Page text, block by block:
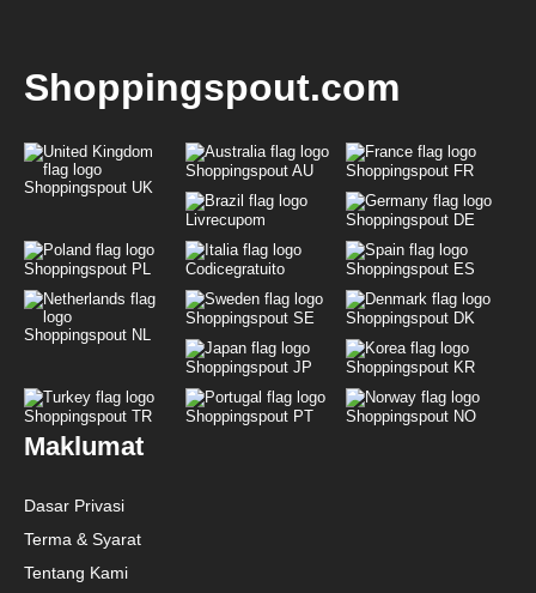
Shoppingspout.com
Shoppingspout UK
Shoppingspout AU Shoppingspout FR
Livrecupom Shoppingspout DE
Shoppingspout PL Codicegratuito Shoppingspout ES
Shoppingspout NL
Shoppingspout SE Shoppingspout DK
Shoppingspout JP Shoppingspout KR
Shoppingspout TR Shoppingspout PT Shoppingspout NO
Maklumat
Dasar Privasi
Terma & Syarat
Tentang Kami